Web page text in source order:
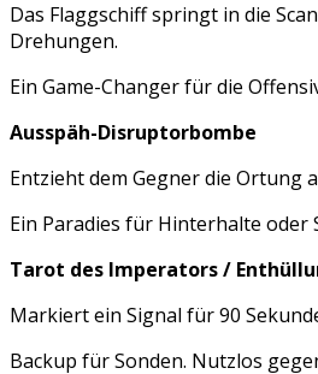
Das Flaggschiff springt in die
Drehungen.
Ein Game-Changer für die
Ausspäh-Disruptorbombe
Entzieht dem Gegner die Ortung
Ein Paradies für Hinterhalte oder
Tarot des Imperators /
Markiert ein Signal für 90
Backup für Sonden. Nutzlos